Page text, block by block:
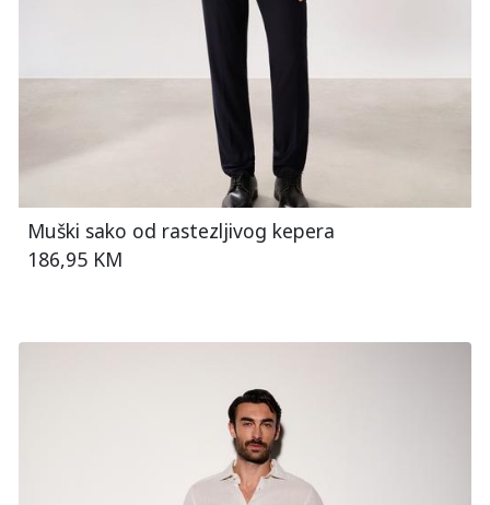
Muški sako od rastezljivog kepera
186,95 KM